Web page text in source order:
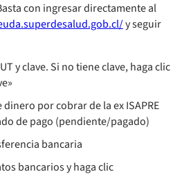
con ingresar directamente al
y seguir
y clave. Si no tiene clave, haga clic
por cobrar de la ex ISAPRE
de pago (pendiente/pagado)
bancaria
bancarios y haga clic